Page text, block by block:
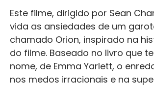
Este filme, dirigido por Sean
vida as ansiedades de um
chamado Orion, inspirado na
do filme. Baseado no livro que
nome, de Emma Yarlett, o
nos medos irracionais e na